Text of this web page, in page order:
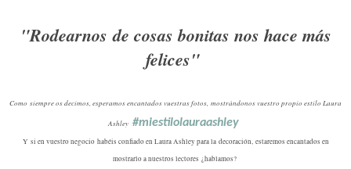
"Rodearnos de cosas bonitas nos hace más
felices"
Como siempre os decimos, esperamos encantados vuestras fotos, mostrándonos vuestro propio estilo Laura
Ashley #miestilolauraashley
Y si en vuestro negocio habéis confiado en Laura Ashley para la decoración, estaremos encantados en
mostrarlo a nuestros lectores ¿hablamos?